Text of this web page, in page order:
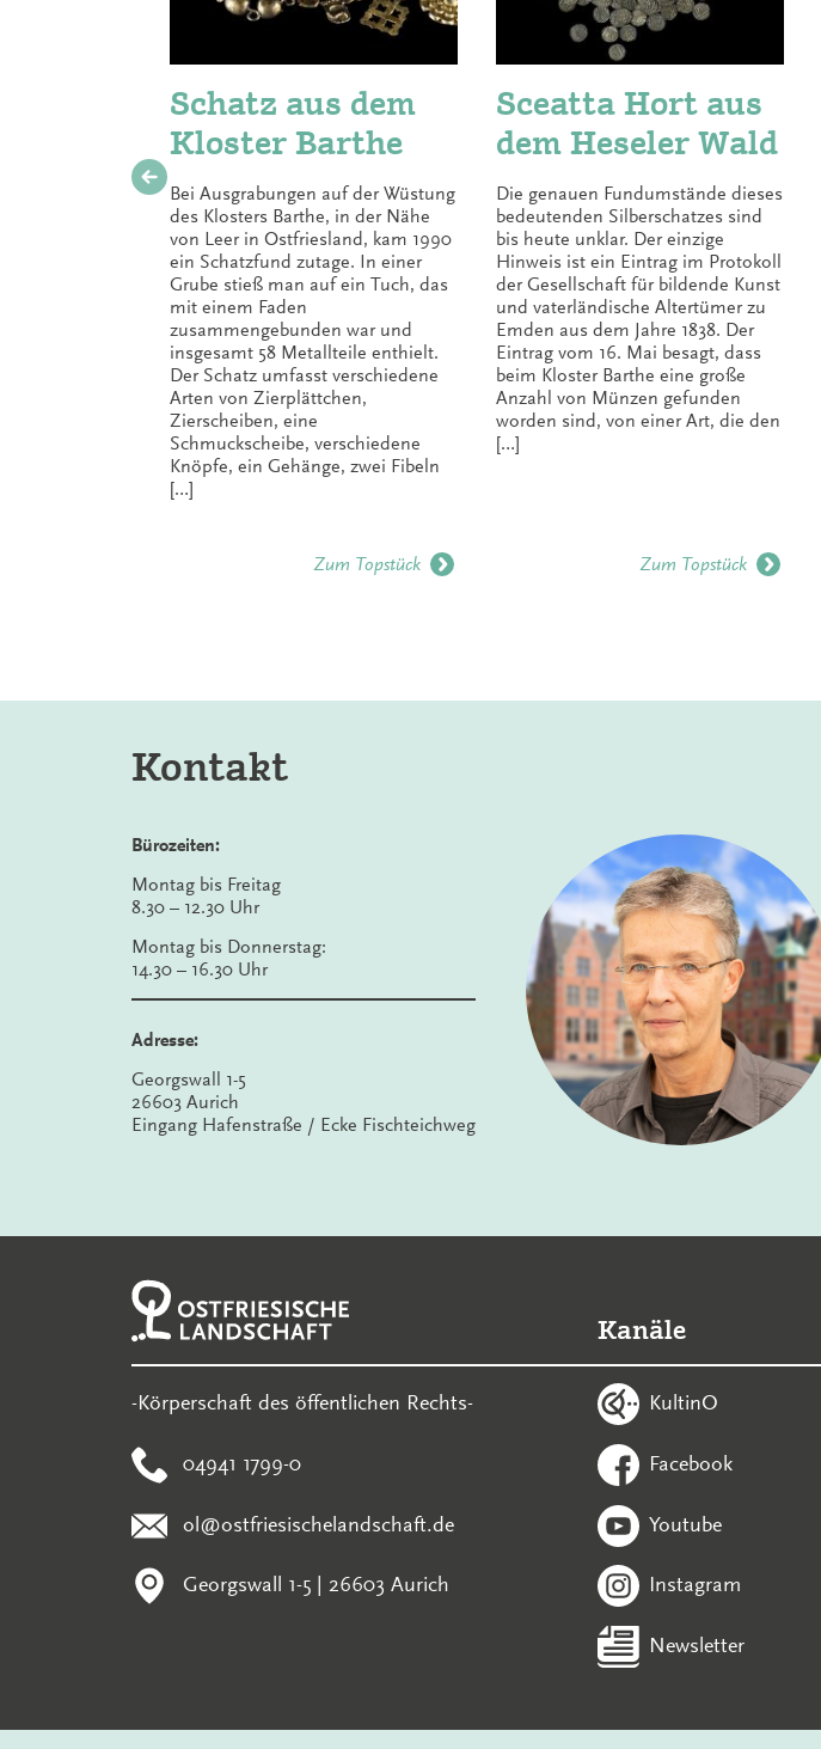
Schatz aus dem
Kloster Barthe
Bei Ausgrabungen auf der Wüstung
des Klosters Barthe, in der Nähe
von Leer in Ostfriesland, kam 1990
ein Schatzfund zutage. In einer
Grube stieß man auf ein Tuch, das
mit einem Faden
zusammengebunden war und
insgesamt 58 Metallteile enthielt.
Der Schatz umfasst verschiedene
Arten von Zierplättchen,
Zierscheiben, eine
Schmuckscheibe, verschiedene
Knöpfe, ein Gehänge, zwei Fibeln
[…]
Zum Topstück
Sceatta Hort aus
dem Heseler Wald
Die genauen Fundumstände dieses
bedeutenden Silberschatzes sind
bis heute unklar. Der einzige
Hinweis ist ein Eintrag im Protokoll
der Gesellschaft für bildende Kunst
und vaterländische Altertümer zu
Emden aus dem Jahre 1838. Der
Eintrag vom 16. Mai besagt, dass
beim Kloster Barthe eine große
Anzahl von Münzen gefunden
worden sind, von einer Art, die den
[…]
Zum Topstück
Kontakt
Bürozeiten:
Montag bis Freitag
8.30 – 12.30 Uhr
Montag bis Donnerstag:
14.30 – 16.30 Uhr
Adresse:
Georgswall 1-5
26603 Aurich
Eingang Hafenstraße / Ecke Fischteichweg
-Körperschaft des öffentlichen Rechts-
04941 1799-0
ol@ostfriesischelandschaft.de
Georgswall 1-5 | 26603 Aurich
Kanäle
KultinO
Facebook
Youtube
Instagram
Newsletter